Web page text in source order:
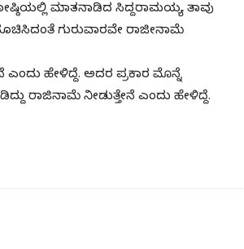
ಮಾತನಾಡಿದ ಸಿದ್ದರಾಮಯ್ಯ, ತಾವು
ಗುರುವಾರವೇ ರಾಜೀನಾಮೆ
ಹೇಳಿದ್ದೆ. ಅದರ ಪ್ರಕಾರ ಮೊನ್ನೆ
ರಾಜಿನಾಮೆ ನೀಡುತ್ತೇನೆ ಎಂದು ಹೇಳಿದ್ದೆ.